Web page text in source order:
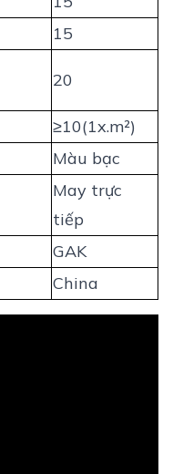
15
20
≥10(1x.m²)
Màu bạc
May trực
tiếp
GAK
China